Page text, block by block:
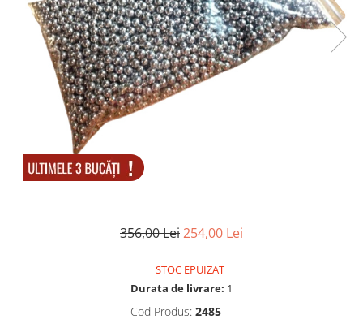
Lanterne
Topor camping
Seturi de cutite & accesorii
vanatoare si tactice
BINOCLURI & LUNETE
Prastii profesionale de vanatoare
Rucsacuri si huse
Bile metalice
SPORTURI DE ECHIPA
Incubatoare oua
Mori cereale si furaje
356,00 Lei254,00 Lei
STOC EPUIZAT
Durata de livrare: 1
Cod Produs: 2485